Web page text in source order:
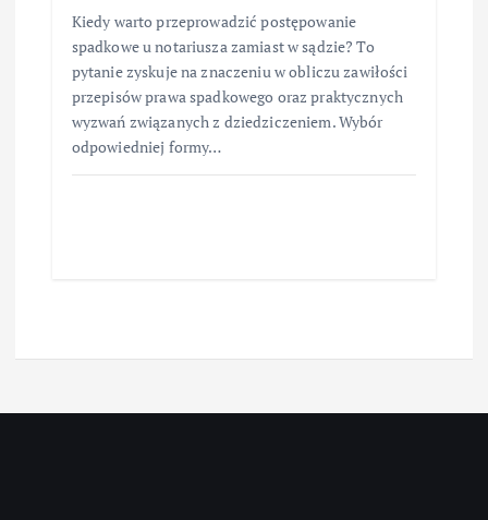
Kiedy warto przeprowadzić postępowanie
spadkowe u notariusza zamiast w sądzie? To
pytanie zyskuje na znaczeniu w obliczu zawiłości
przepisów prawa spadkowego oraz praktycznych
wyzwań związanych z dziedziczeniem. Wybór
odpowiedniej formy…